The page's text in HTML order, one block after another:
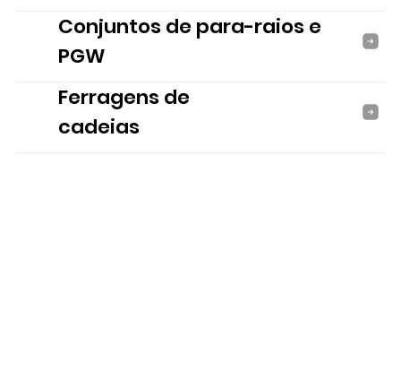
Conjuntos de para-raios e
PGW
Ferragens de
cadeias